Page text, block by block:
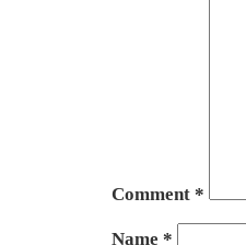
Comment *
Name *